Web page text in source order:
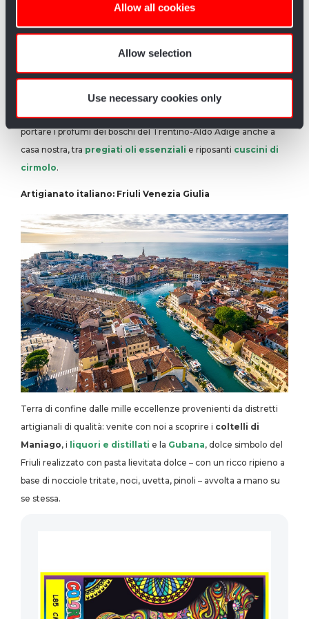
our social media, advertising and analytics partners who
may combine it with other information that you’ve
provided to them or that they’ve collected from your use
Allow all cookies
Allow selection
Use necessary cookies only
portare i profumi dei boschi del Trentino-Aldo Adige anche a
casa nostra, tra pregiati oli essenziali e riposanti cuscini di
cirmolo.
Artigianato italiano: Friuli Venezia Giulia
Terra di confine dalle mille eccellenze provenienti da distretti
artigianali di qualità: venite con noi a scoprire i coltelli di
Maniago, i liquori e distillati e la Gubana, dolce simbolo del
Friuli realizzato con pasta lievitata dolce – con un ricco ripieno a
base di nocciole tritate, noci, uvetta, pinoli – avvolta a mano su
se stessa.